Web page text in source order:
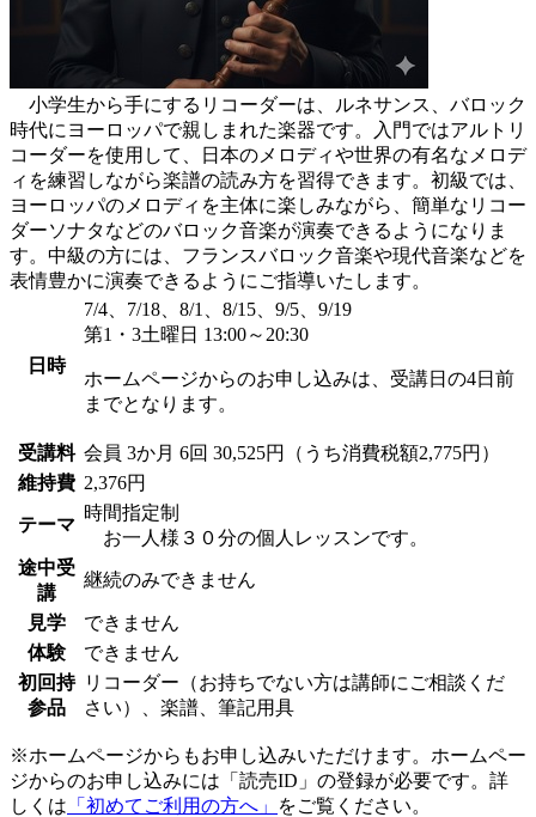
小学生から手にするリコーダーは、ルネサンス、バロック
時代にヨーロッパで親しまれた楽器です。入門ではアルトリ
コーダーを使用して、日本のメロディや世界の有名なメロデ
ィを練習しながら楽譜の読み方を習得できます。初級では、
ヨーロッパのメロディを主体に楽しみながら、簡単なリコー
ダーソナタなどのバロック音楽が演奏できるようになりま
す。中級の方には、フランスバロック音楽や現代音楽などを
表情豊かに演奏できるようにご指導いたします。
日時
7/4、7/18、8/1、8/15、9/5、9/19
第1・3土曜日 13:00～20:30
ホームページからのお申し込みは、受講日の4日前
までとなります。
受講料 会員 3か月 6回 30,525円（うち消費税額2,775円）
維持費 2,376円
テーマ
時間指定制
お一人様３０分の個人レッスンです。
途中受
講
継続のみできません
見学
できません
体験
できません
初回持
参品
リコーダー（お持ちでない方は講師にご相談くだ
さい）、楽譜、筆記用具
※ホームページからもお申し込みいただけます。ホームペー
ジからのお申し込みには「読売ID」の登録が必要です。詳
しくは 「初めてご利用の方へ」 をご覧ください。